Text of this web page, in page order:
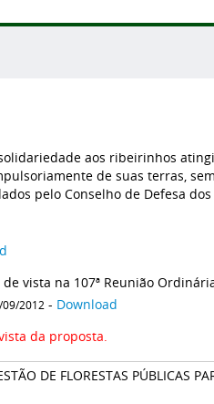
aos ribeirinhos
de suas terras,
pelo Conselho de Defesa
vista na 107ª Reunião
09/2012 - Download
da proposta.
DE FLORESTAS PÚBLICAS